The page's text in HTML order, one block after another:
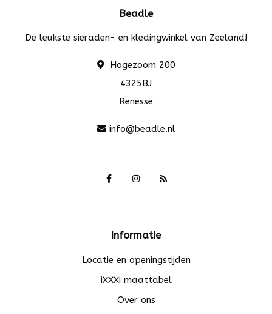
Beadle
De leukste sieraden- en kledingwinkel van Zeeland!
Hogezoom 200
4325BJ
Renesse
info@beadle.nl
Informatie
Locatie en openingstijden
iXXXi maattabel
Over ons